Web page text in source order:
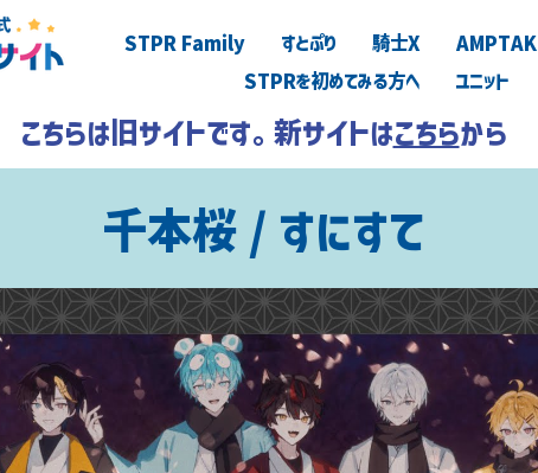
STPR Family すとぷり 騎士X AMPTAK
STPRを初めてみる方へ
ユニット
こちらは旧サイトです。新サイトはこちらから
千本桜 / すにすて